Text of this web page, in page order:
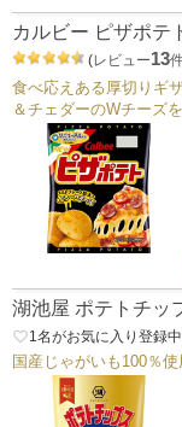
カルビー ピザポテ
(レビュー13
食べ応えある厚切りギ
＆チェダーのWチーズ
湖池屋 ポテトチッ
favorite_border1 名がお気に入り登録中
国産じゃがいも100％